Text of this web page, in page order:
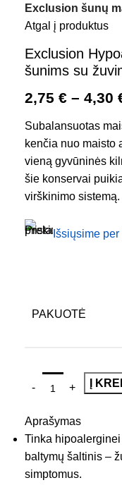
Exclusion šunų
Atgal į produktus
Exclusion
šunims su
2,75 € – 4,30
Subalansuotas
kenčia nuo maisto
vieną gyvūninės
šie konservai
virškinimo sistemą.
Išsiųsime
PAKUOTĖ
Į
Aprašymas
Tinka
baltymų šaltinis –
simptomus.